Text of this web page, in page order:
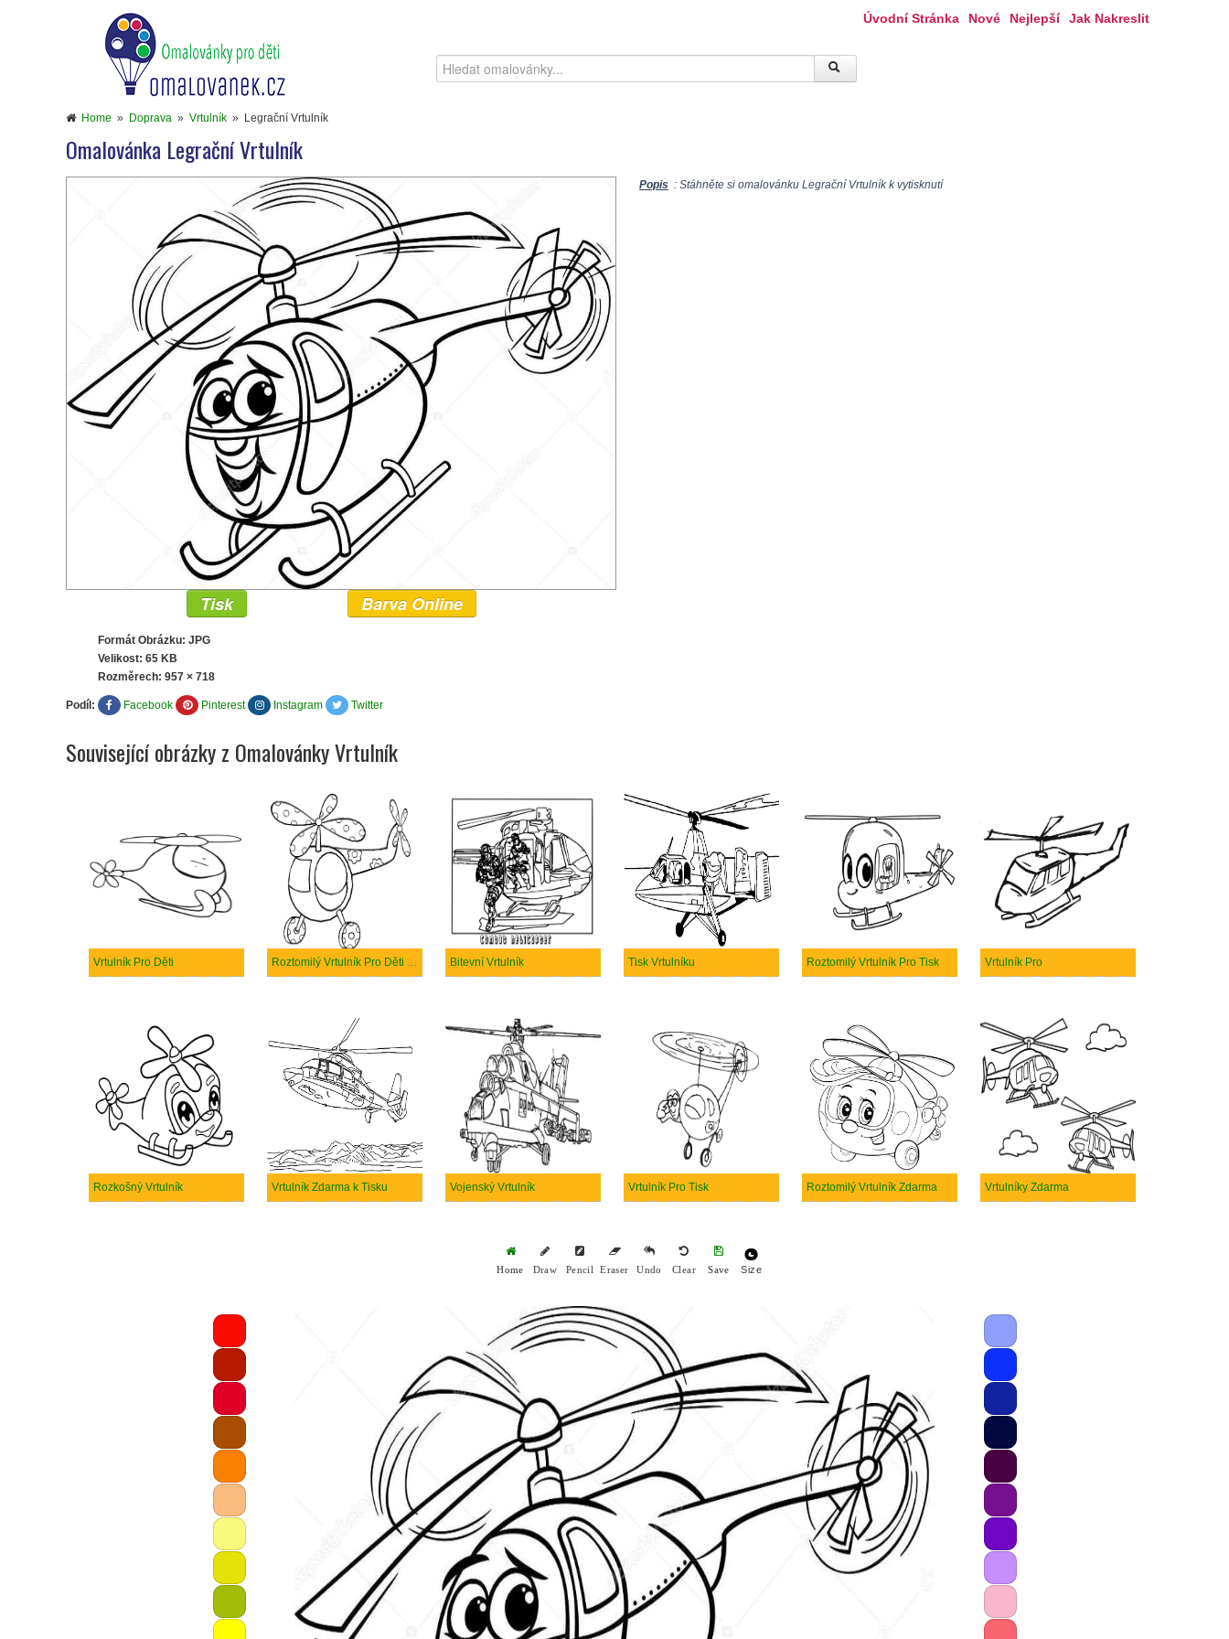
Úvodní Stránka Nové Nejlepší Jak Nakreslit
Home » Doprava » Vrtulník » Legrační Vrtulník
Omalovánka Legrační Vrtulník
Popis : Stáhněte si omalovánku Legrační Vrtulník k vytisknutí
Tisk Barva Online
Formát Obrázku: JPG
Velikost: 65 KB
Rozměrech: 957 × 718
Podíl: Facebook Pinterest Instagram Twitter
Související obrázky z Omalovánky Vrtulník
Vrtulník Pro Děti Roztomilý Vrtulník Pro Děti Zdarma Bitevní Vrtulník Tisk Vrtulníku Roztomilý Vrtulník Pro Tisk Vrtulník Pro
Rozkošný Vrtulník Vrtulník Zdarma k Tisku Vojenský Vrtulník Vrtulník Pro Tisk Roztomilý Vrtulník Zdarma Vrtulníky Zdarma
Home Draw Pencil Eraser Undo Clear Save Size